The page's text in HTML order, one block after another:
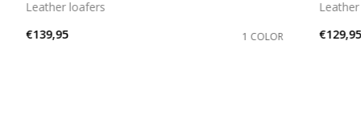
Leather loafers
€139,95
1 COLOR
€129,95